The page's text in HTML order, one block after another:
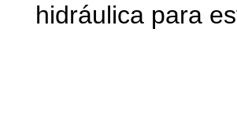
hidráulica para